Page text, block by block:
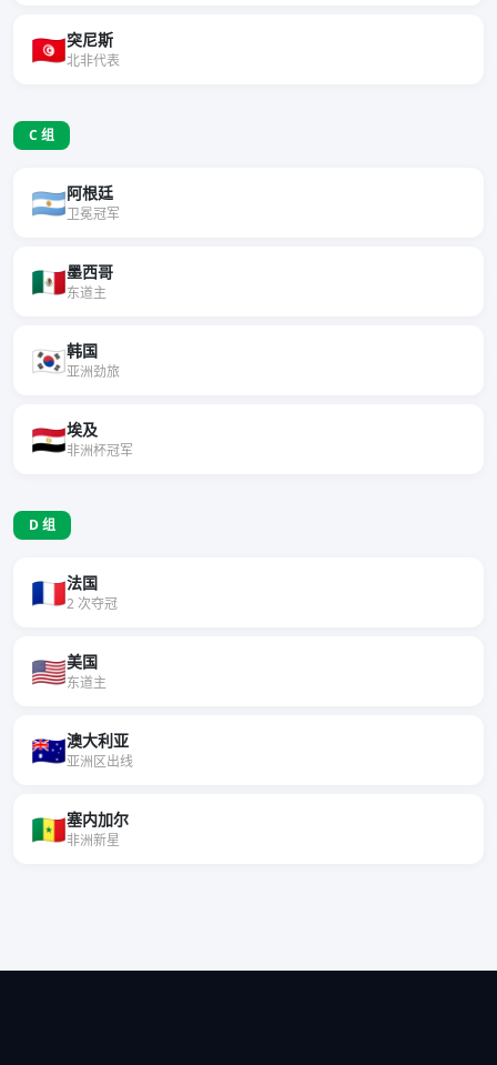
🇹🇳突尼斯
北非代表
C 组
🇦🇷阿根廷
卫冕冠军
🇲🇽墨西哥
东道主
🇰🇷韩国
亚洲劲旅
🇪🇬埃及
非洲杯冠军
D 组
🇫🇷法国
2 次夺冠
🇺🇸美国
东道主
🇦🇺澳大利亚
亚洲区出线
🇸🇳塞内加尔
非洲新星